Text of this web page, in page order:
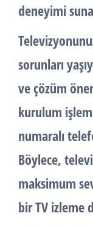
deneyimi
sorunları
ve çözüm
kurulum
numaralı
Böylece,
maksimum
bir TV izleme